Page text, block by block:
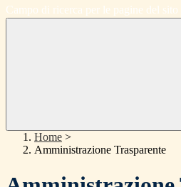
Campo di ricerca per le pagine del sito
Home >
Amministrazione Trasparente